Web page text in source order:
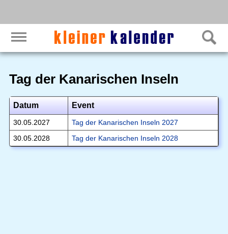
Tag der Kanarischen Inseln
Datum Event
30.05.2027
Tag der Kanarischen Inseln 2027
30.05.2028
Tag der Kanarischen Inseln 2028